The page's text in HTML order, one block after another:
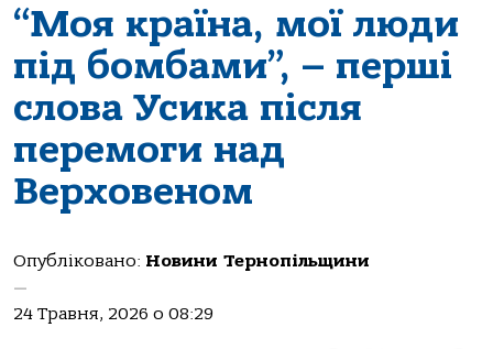
“Моя країна, мої люди
під бомбами”, – перші
слова Усика після
перемоги над
Верховеном
Опубліковано: Новини Тернопільщини
—
24 Травня, 2026 о 08:29